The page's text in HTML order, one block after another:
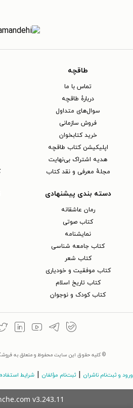
طاقچه
تماس با ما
دربارهٔ طاقچه
سوال‌های متداول
فروش سازمانی
خرید کتابخوان
اپلیکیشن کتاب طاقچه
هدیه اشتراک بی‌نهایت
مجلهٔ معرفی و نقد کتاب
دسته بندی پیشنهادی
رمان عاشقانه
کتاب‌ صوتی
نمایشنامه
کتاب جامعه شناسی
کتاب شعر
کتاب موفقیت و خودیاری
کتاب تاریخ اسلام
کتاب کودک و نوجوان
© کلیه حقوق این سایت محفوظ و متعلق به
ورود و ثبت‌نام ناشران ثبت‌نام مؤلفان شرایط استفاده
v3.243.11